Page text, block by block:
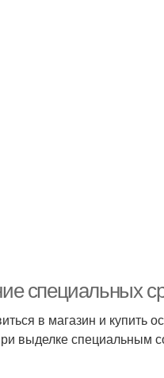
специальных
в магазин и купить
выделке специальным